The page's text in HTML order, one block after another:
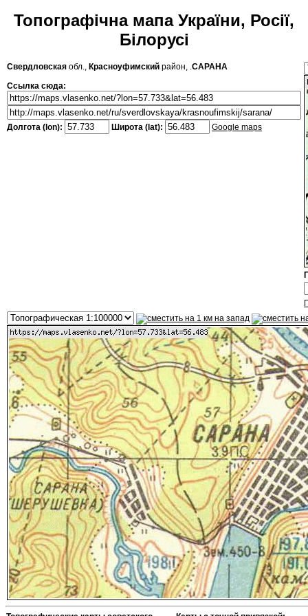
Топографічна мапа України, Росії,
Білорусі
Свердловская обл., Красноуфимский район, .САРАНА
Ссылка сюда:
Долгота (lon): Широта (lat): Google maps